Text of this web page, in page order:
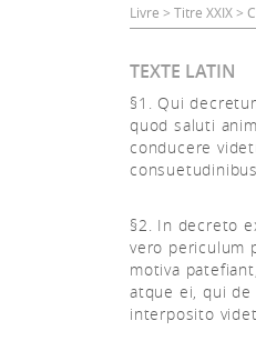
ConnexionLivre > Titre XXIX >
TEXTE LATIN
§1. Qui
quod saluti
conducere
§2. In decreto
vero periculum
motiva
atque ei, qui
interposito